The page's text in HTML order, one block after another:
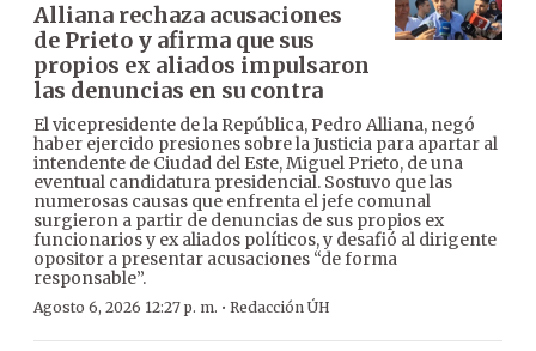
Alliana rechaza acusaciones
de Prieto y afirma que sus
propios ex aliados impulsaron
las denuncias en su contra
El vicepresidente de la República, Pedro Alliana, negó
haber ejercido presiones sobre la Justicia para apartar al
intendente de Ciudad del Este, Miguel Prieto, de una
eventual candidatura presidencial. Sostuvo que las
numerosas causas que enfrenta el jefe comunal
surgieron a partir de denuncias de sus propios ex
funcionarios y ex aliados políticos, y desafió al dirigente
opositor a presentar acusaciones “de forma
responsable”.
Agosto 6, 2026 12:27 p. m. · Redacción ÚH